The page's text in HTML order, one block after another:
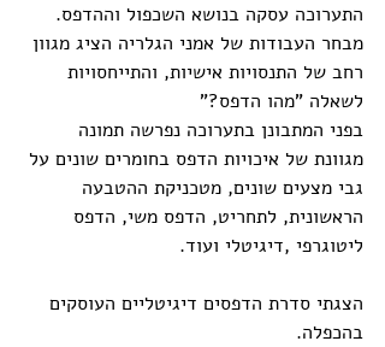
התערוכה עסקה בנושא השכפול וההדפס.
מבחר העבודות של אמני הגלריה הציג מגוון
רחב של התנסויות אישיות, והתייחסויות
לשאלה "מהו הדפס?"
בפני המתבונן בתערוכה נפרשה תמונה
מגוונת של איכויות הדפס בחומרים שונים על
גבי מצעים שונים, מטכניקת ההטבעה
הראשונית, לתחריט, הדפס משי, הדפס
ליטוגרפי ,דיגיטלי ועוד.
הצגתי סדרת הדפסים דיגיטליים העוסקים
בהכפלה.